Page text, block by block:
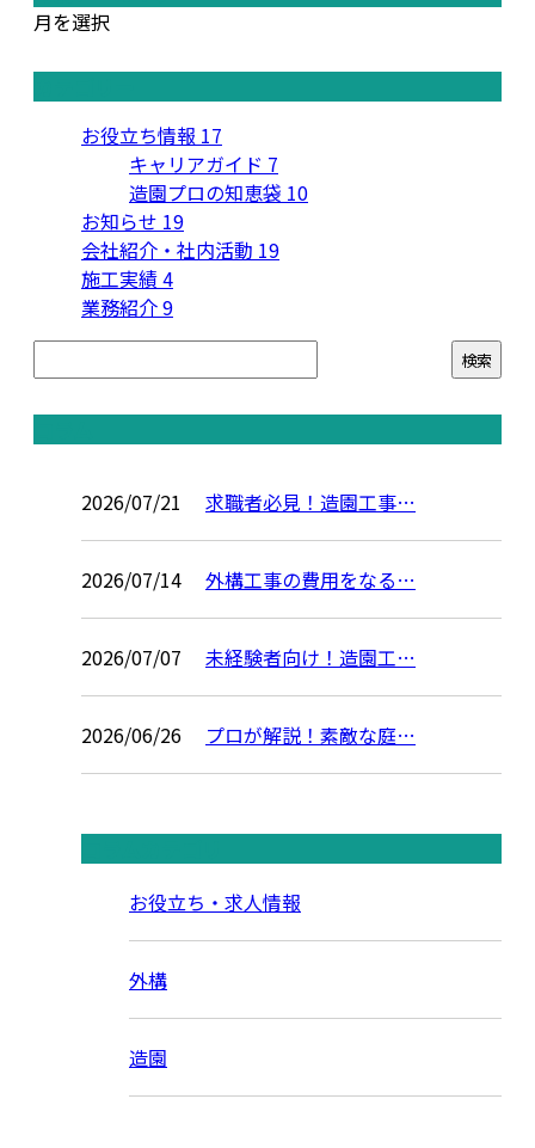
月を選択
お役立ち情報 17
キャリアガイド 7
造園プロの知恵袋 10
お知らせ 19
会社紹介・社内活動 19
施工実績4
業務紹介9
2026/07/21 求職者必見！造園工事…
2026/07/14 外構工事の費用をなる…
2026/07/07 未経験者向け！造園工…
2026/06/26 プロが解説！素敵な庭…
お役立ち・求人情報
外構
造園